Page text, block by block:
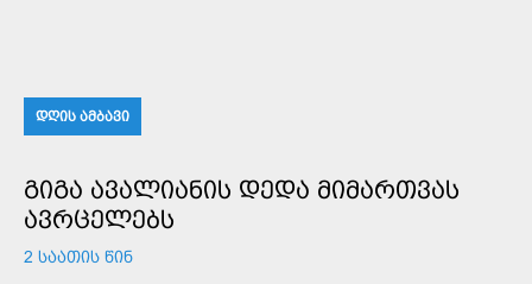
ᲓᲦᲘᲡ ᲐᲛᲑᲐᲕᲘ
ᲒᲘᲒᲐ ᲐᲕᲐᲚᲘᲐᲜᲘᲡ ᲓᲔᲓᲐ ᲛᲘᲛᲐᲠᲗᲕᲐᲡ
ᲐᲕᲠᲪᲔᲚᲔᲑᲡ
2 ᲡᲐᲐᲗᲘᲡ ᲬᲘᲜ